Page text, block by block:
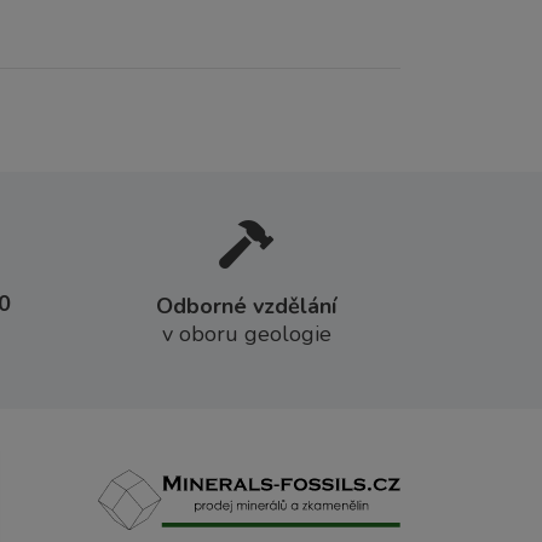
Odborné vzdělání
v oboru geologie